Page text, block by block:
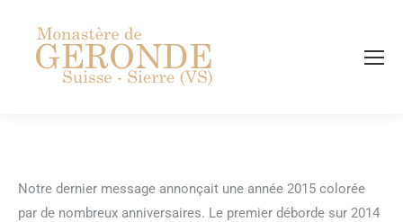
Notre dernier message annonçait une année 2015 colorée
par de nombreux anniversaires. Le premier déborde sur 2014